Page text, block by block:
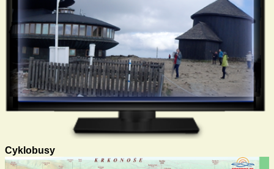
Cyklobusy